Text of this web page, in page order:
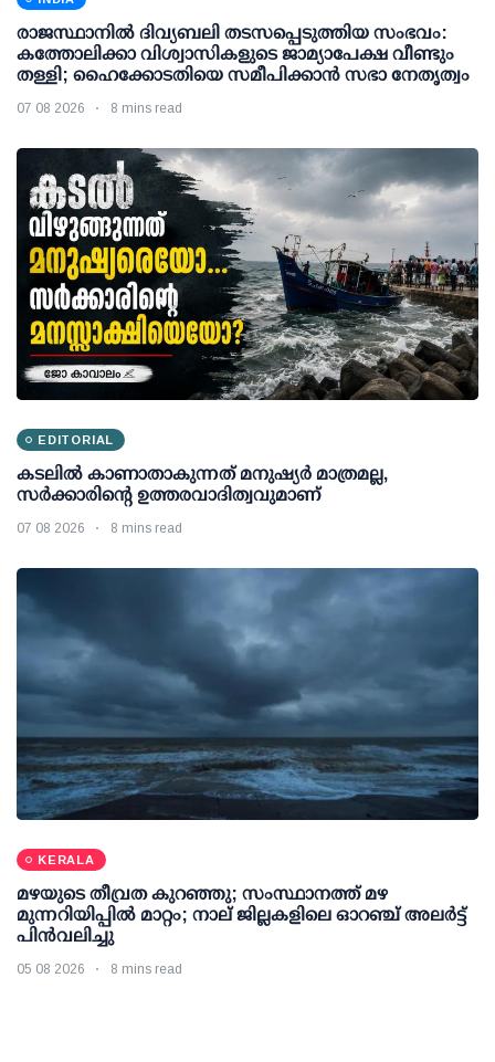
രാജസ്ഥാനിൽ ദിവ്യബലി തടസപ്പെടുത്തിയ സംഭവം:
കത്തോലിക്കാ വിശ്വാസികളുടെ ജാമ്യാപേക്ഷ വീണ്ടും
തള്ളി; ഹൈക്കോടതിയെ സമീപിക്കാൻ സഭാ നേതൃത്വം
07 08 2026 8 mins read
EDITORIAL
കടലിൽ കാണാതാകുന്നത് മനുഷ്യർ മാത്രമല്ല,
സർക്കാരിന്റെ ഉത്തരവാദിത്വവുമാണ്
07 08 2026 8 mins read
KERALA
മഴയുടെ തീവ്രത കുറഞ്ഞു; സംസ്ഥാനത്ത് മഴ
മുന്നറിയിപ്പിൽ മാറ്റം; നാല് ജില്ലകളിലെ ഓറഞ്ച് അലർട്ട്
പിൻവലിച്ചു
05 08 2026 8 mins read